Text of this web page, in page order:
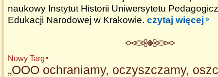
naukowy Instytut Historii Uniwersytetu
Edukacji Narodowej w Krakowie. czytaj więcej
Nowy Targ
„OOO ochraniamy, oczyszczamy,